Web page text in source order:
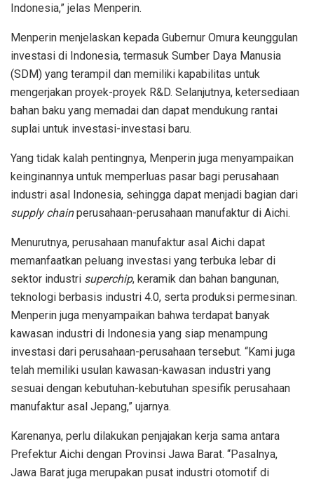
Indonesia,” jelas Menperin.
Menperin menjelaskan kepada Gubernur Omura keunggulan
investasi di Indonesia, termasuk Sumber Daya Manusia
(SDM) yang terampil dan memiliki kapabilitas untuk
mengerjakan proyek-proyek R&D. Selanjutnya, ketersediaan
bahan baku yang memadai dan dapat mendukung rantai
suplai untuk investasi-investasi baru.
Yang tidak kalah pentingnya, Menperin juga menyampaikan
keinginannya untuk memperluas pasar bagi perusahaan
industri asal Indonesia, sehingga dapat menjadi bagian dari
supply chainperusahaan-perusahaan manufaktur di Aichi.
Menurutnya, perusahaan manufaktur asal Aichi dapat
memanfaatkan peluang investasi yang terbuka lebar di
sektor industri superchip, keramik dan bahan bangunan,
teknologi berbasis industri 4.0, serta produksi permesinan.
Menperin juga menyampaikan bahwa terdapat banyak
kawasan industri di Indonesia yang siap menampung
investasi dari perusahaan-perusahaan tersebut. “Kami juga
telah memiliki usulan kawasan-kawasan industri yang
sesuai dengan kebutuhan-kebutuhan spesifik perusahaan
manufaktur asal Jepang,” ujarnya.
Karenanya, perlu dilakukan penjajakan kerja sama antara
Prefektur Aichi dengan Provinsi Jawa Barat. “Pasalnya,
Jawa Barat juga merupakan pusat industri otomotif di